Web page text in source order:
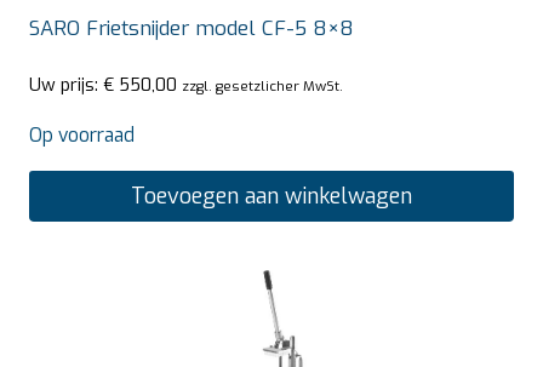
SARO Frietsnijder model CF-5 8×8
Uw prijs: € 550,00 zzgl. gesetzlicher MwSt.
Op voorraad
Toevoegen aan winkelwagen